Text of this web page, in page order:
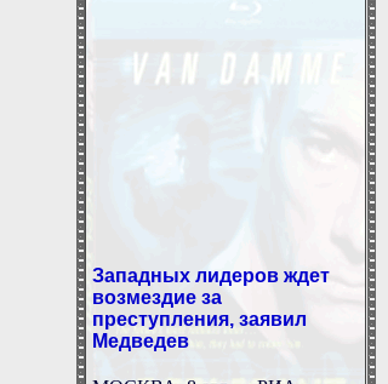
Западных лидеров ждет
возмездие за
преступления, заявил
Медведев